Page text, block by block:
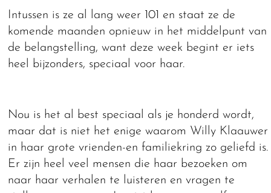
Intussen is ze al lang weer 101 en staat ze de
komende maanden opnieuw in het middelpunt van
de belangstelling, want deze week begint er iets
heel bijzonders, speciaal voor haar.
Nou is het al best speciaal als je honderd wordt,
maar dat is niet het enige waarom Willy Klaauwer
in haar grote vrienden-en familiekring zo geliefd is.
Er zijn heel veel mensen die haar bezoeken om
naar haar verhalen te luisteren en vragen te